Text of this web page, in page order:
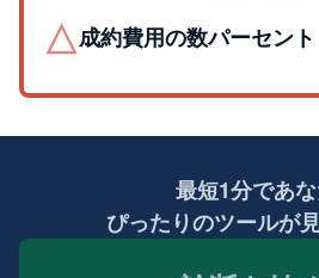
△成約費用の数パーセント
最短1分であ
ぴったりのツールが